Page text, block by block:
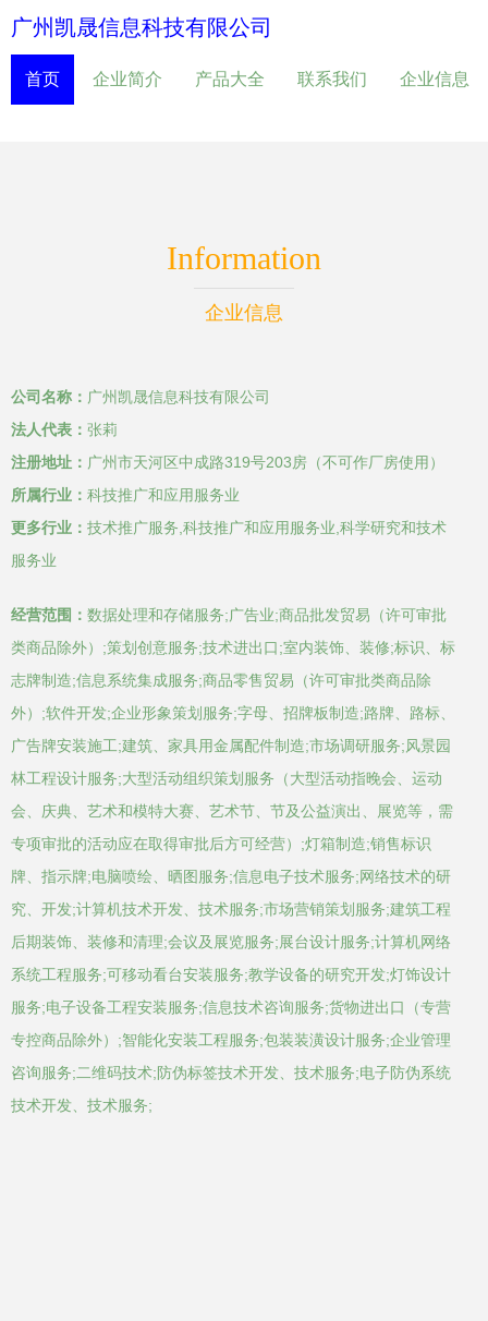
广州凯晟信息科技有限公司
首页 企业简介 产品大全 联系我们 企业信息
Information
企业信息
公司名称： 广州凯晟信息科技有限公司
法人代表： 张莉
注册地址： 广州市天河区中成路319号203房（不可作厂房使用）
所属行业： 科技推广和应用服务业
更多行业： 技术推广服务,科技推广和应用服务业,科学研究和技术
服务业
经营范围： 数据处理和存储服务;广告业;商品批发贸易（许可审批
类商品除外）;策划创意服务;技术进出口;室内装饰、装修;标识、标
志牌制造;信息系统集成服务;商品零售贸易（许可审批类商品除
外）;软件开发;企业形象策划服务;字母、招牌板制造;路牌、路标、
广告牌安装施工;建筑、家具用金属配件制造;市场调研服务;风景园
林工程设计服务;大型活动组织策划服务（大型活动指晚会、运动
会、庆典、艺术和模特大赛、艺术节、节及公益演出、展览等，需
专项审批的活动应在取得审批后方可经营）;灯箱制造;销售标识
牌、指示牌;电脑喷绘、晒图服务;信息电子技术服务;网络技术的研
究、开发;计算机技术开发、技术服务;市场营销策划服务;建筑工程
后期装饰、装修和清理;会议及展览服务;展台设计服务;计算机网络
系统工程服务;可移动看台安装服务;教学设备的研究开发;灯饰设计
服务;电子设备工程安装服务;信息技术咨询服务;货物进出口（专营
专控商品除外）;智能化安装工程服务;包装装潢设计服务;企业管理
咨询服务;二维码技术;防伪标签技术开发、技术服务;电子防伪系统
技术开发、技术服务;